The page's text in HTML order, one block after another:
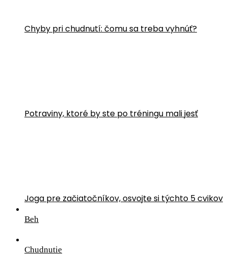
Chyby pri chudnutí: čomu sa treba vyhnúť?
Potraviny, ktoré by ste po tréningu mali jesť
Joga pre začiatočníkov, osvojte si týchto 5 cvikov
Beh
Chudnutie